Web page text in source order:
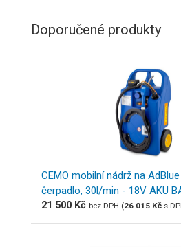
Doporučené produkty
CEMO mobilní nádrž na
čerpadlo, 30l/min - 18V AKU
21 500 Kč bez DPH (26 015 Kč s